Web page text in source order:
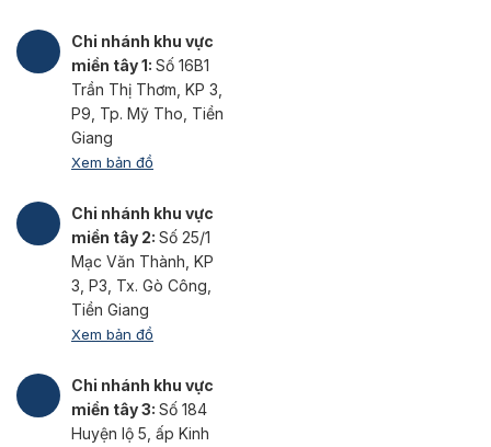
Chi nhánh khu vực
miền tây 1: Số 16B1
Trần Thị Thơm, KP 3,
P9, Tp. Mỹ Tho, Tiền
Giang
Xem bản đồ
Chi nhánh khu vực
miền tây 2: Số 25/1
Mạc Văn Thành, KP
3, P3, Tx. Gò Công,
Tiền Giang
Xem bản đồ
Chi nhánh khu vực
miền tây 3: Số 184
Huyện lộ 5, ấp Kinh